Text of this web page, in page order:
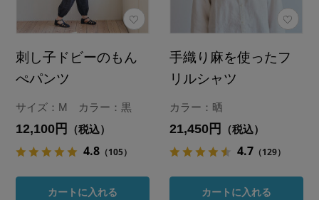
刺し子ドビーのもん
ぺパンツ
サイズ：M カラー：黒
12,100円 （税込）
4.8 （105）
カートに入れる
手織り麻を使ったフ
リルシャツ
カラー：晒
21,450円 （税込）
4.7 （129）
カートに入れる